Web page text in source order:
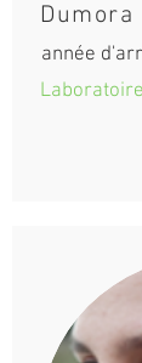
Dumora
année